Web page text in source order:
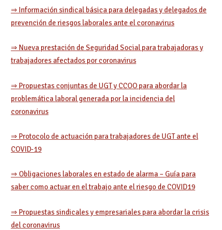
⇒ Información sindical básica para delegadas y delegados de
prevención de riesgos laborales ante el coronavirus
⇒ Nueva prestación de Seguridad Social para trabajadoras y
trabajadores afectados por coronavirus
⇒ Propuestas conjuntas de UGT y CCOO para abordar la
problemática laboral generada por la incidencia del
coronavirus
⇒ Protocolo de actuación para trabajadores de UGT ante el
COVID-19
⇒ Obligaciones laborales en estado de alarma – Guía para
saber como actuar en el trabajo ante el riesgo de COVID19
⇒ Propuestas sindicales y empresariales para abordar la crisis
del coronavirus